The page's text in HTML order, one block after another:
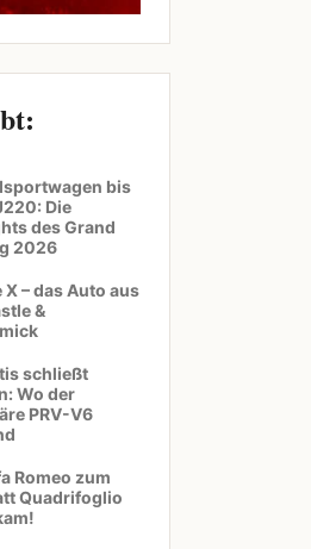
bis
Die
des Grand
2026
– das Auto aus
&
schließt
Wo der
PRV-V6
Romeo zum
Quadrifoglio